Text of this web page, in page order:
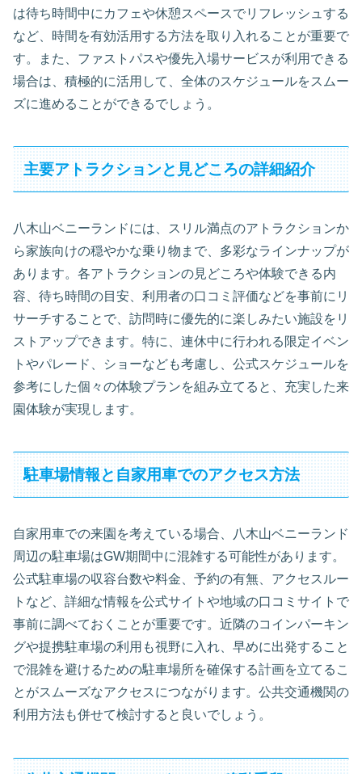
は待ち時間中にカフェや休憩スペースでリフレッシュする
など、時間を有効活用する方法を取り入れることが重要で
す。また、ファストパスや優先入場サービスが利用できる
場合は、積極的に活用して、全体のスケジュールをスムー
ズに進めることができるでしょう。
主要アトラクションと見どころの詳細紹介
八木山ベニーランドには、スリル満点のアトラクションか
ら家族向けの穏やかな乗り物まで、多彩なラインナップが
あります。各アトラクションの見どころや体験できる内
容、待ち時間の目安、利用者の口コミ評価などを事前にリ
サーチすることで、訪問時に優先的に楽しみたい施設をリ
ストアップできます。特に、連休中に行われる限定イベン
トやパレード、ショーなども考慮し、公式スケジュールを
参考にした個々の体験プランを組み立てると、充実した来
園体験が実現します。
駐車場情報と自家用車でのアクセス方法
自家用車での来園を考えている場合、八木山ベニーランド
周辺の駐車場はGW期間中に混雑する可能性があります。
公式駐車場の収容台数や料金、予約の有無、アクセスルー
トなど、詳細な情報を公式サイトや地域の口コミサイトで
事前に調べておくことが重要です。近隣のコインパーキン
グや提携駐車場の利用も視野に入れ、早めに出発すること
で混雑を避けるための駐車場所を確保する計画を立てるこ
とがスムーズなアクセスにつながります。公共交通機関の
利用方法も併せて検討すると良いでしょう。